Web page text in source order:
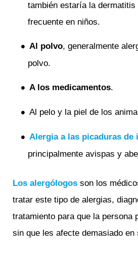
también estaría la
frecuente en niños.
Al polvo, generalmente
polvo.
A los medicamentos.
Al pelo y la piel de los
Alergia a las picaduras de
principalmente avispas y
Los alergólogos son los
tratar este tipo de alergias,
tratamiento para que la persona
sin que les afecte demasiado en